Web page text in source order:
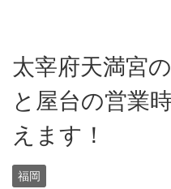
太宰府天満宮
と屋台の営業
えます！
福岡